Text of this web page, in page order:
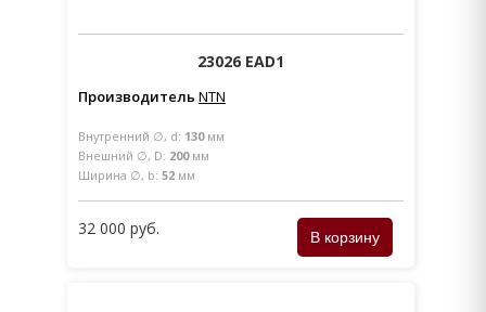
23026 EAD1
Производитель NTN
Внутренний ∅, d: 130мм
Внешний ∅, D: 200мм
Ширина ∅, b: 52 мм
32 000 руб.